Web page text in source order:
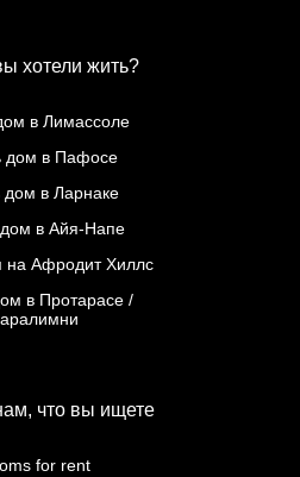
хотели жить?
что вы ищете
в Лимассоле
дом в Пафосе
дом в Ларнаке
дом в Айя-Напе
на Афродит Хиллс
в Протарасе /
for rent